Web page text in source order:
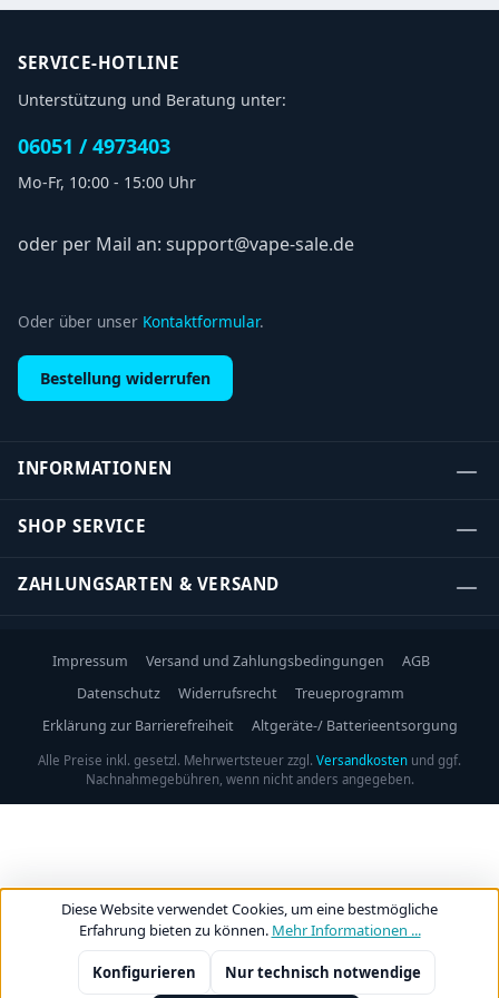
SERVICE-HOTLINE
Unterstützung und Beratung unter:
06051 / 4973403
Mo-Fr, 10:00 - 15:00 Uhr
oder per Mail an: support@vape-sale.de
Oder über unser Kontaktformular.
Bestellung widerrufen
INFORMATIONEN
SHOP SERVICE
ZAHLUNGSARTEN & VERSAND
Impressum Versand und Zahlungsbedingungen
AGB
Datenschutz
Widerrufsrecht
Treueprogramm
Erklärung zur Barrierefreiheit
Altgeräte-/ Batterieentsorgung
Alle Preise inkl. gesetzl. Mehrwertsteuer zzgl. Versandkosten und ggf.
Nachnahmegebühren, wenn nicht anders angegeben.
Diese Website verwendet Cookies, um eine bestmögliche
Erfahrung bieten zu können. Mehr Informationen ...
Nur technisch notwendige
Konfigurieren